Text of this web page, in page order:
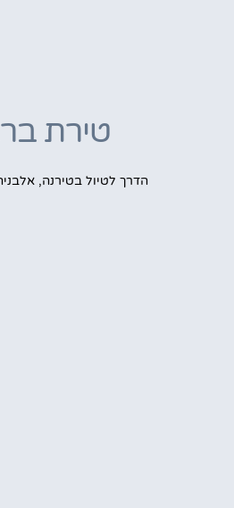
טירת
הדרך לטיול בטירנה,